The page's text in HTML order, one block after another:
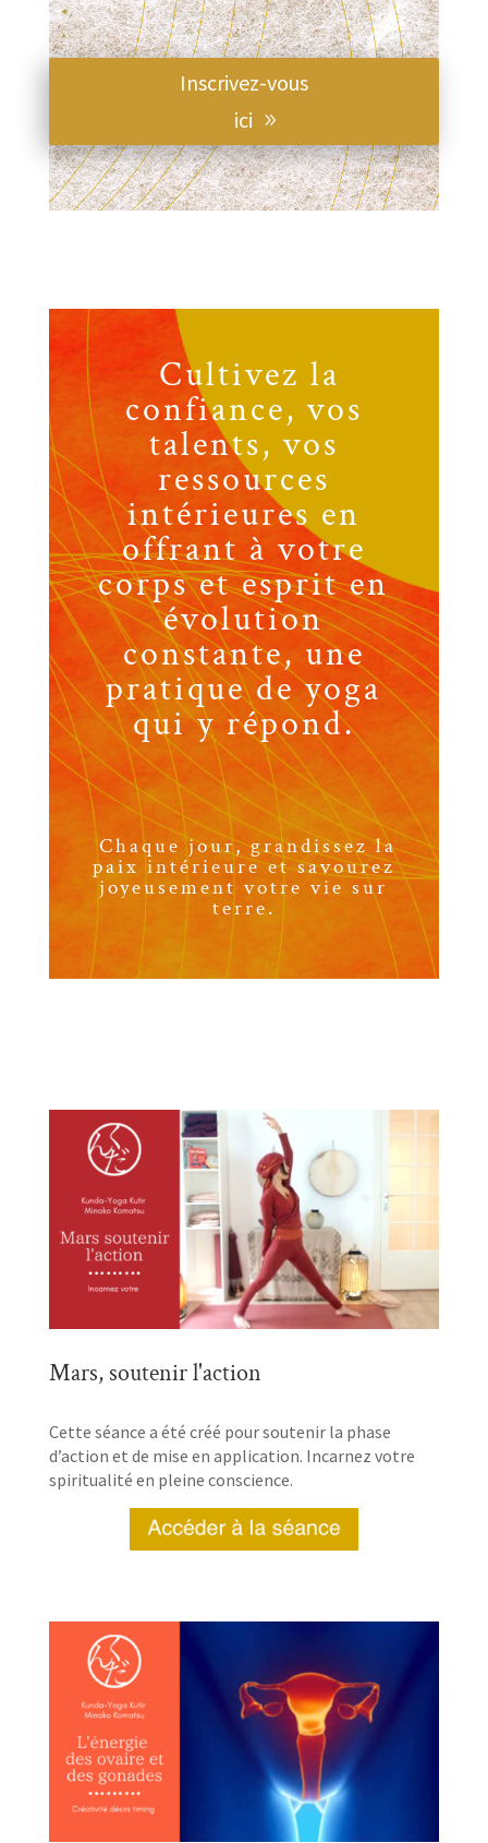
Inscrivez-vous
ici
Cultivez la
confiance, vos
talents, vos
ressources
intérieures en
offrant à votre
corps et esprit en
évolution
constante, une
pratique de yoga
qui y répond.
Chaque jour, grandissez la
paix intérieure et savourez
joyeusement votre vie sur
terre.
Mars, soutenir l'action
Cette séance a été créé pour soutenir la phase
d’action et de mise en application. Incarnez votre
spiritualité en pleine conscience.